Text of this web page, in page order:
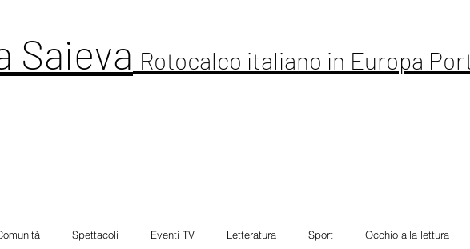
Spettacoli Eventi TV Letteratura Sport Occhio alla lettura
Saieva Rotocalco italiano in Europa